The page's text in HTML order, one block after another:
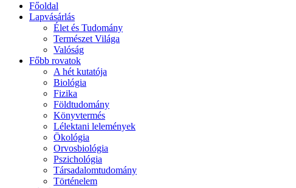
Főoldal
Lapvásárlás
Élet és Tudomány
Természet Világa
Valóság
Főbb rovatok
A hét kutatója
Biológia
Fizika
Földtudomány
Könyvtermés
Lélektani lelemények
Ökológia
Orvosbiológia
Pszichológia
Társadalomtudomány
Történelem